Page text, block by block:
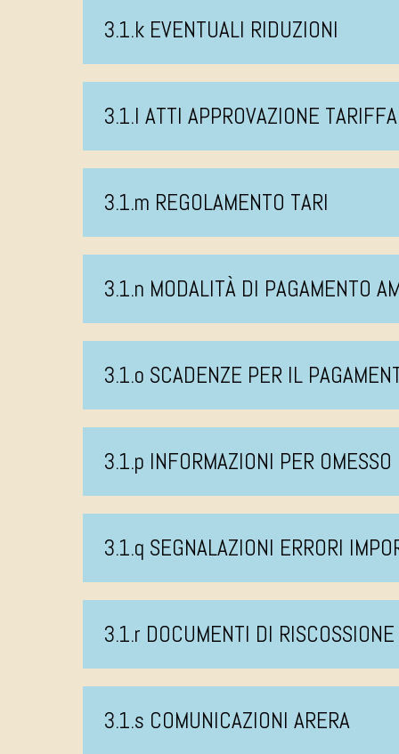
3.1.k EVENTUALI RIDUZIONI
3.1.l ATTI APPROVAZIONE TARIFFA
3.1.m REGOLAMENTO TARI
3.1.n MODALITÀ DI PAGAMENTO
3.1.o SCADENZE PER IL
3.1.p INFORMAZIONI PER OMESSO
3.1.q SEGNALAZIONI ERRORI
3.1.r DOCUMENTI DI
3.1.s COMUNICAZIONI ARERA